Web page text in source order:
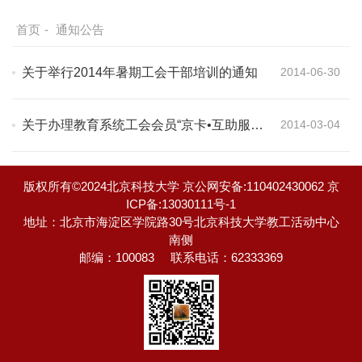
首页 - 通知公告
关于举行2014年暑期工会干部培训的通知 2014-06-30
关于办理教育系统工会会员“京卡•互助服务
2014-03-04
首页 上一页 下一页 尾页
版权所有©2024北京科技大学 京公网安备:110402430062 京
ICP备:13030111号-1
地址：北京市海淀区学院路30号北京科技大学教工活动中心
南侧
邮编：100083
联系电话：62333369